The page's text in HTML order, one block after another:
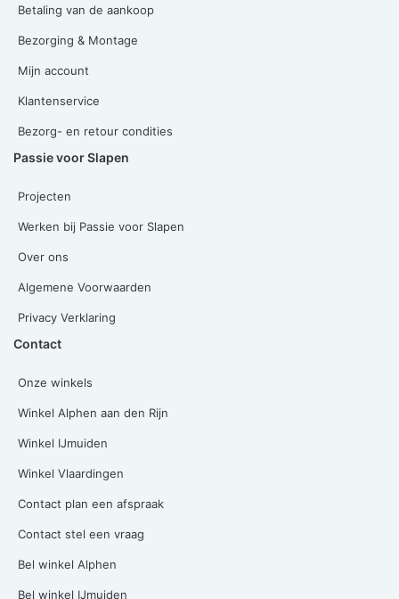
Betaling van de aankoop
Bezorging & Montage
Mijn account
Klantenservice
Bezorg- en retour condities
Passie voor Slapen
Projecten
Werken bij Passie voor Slapen
Over ons
Algemene Voorwaarden
Privacy Verklaring
Contact
Onze winkels
Winkel Alphen aan den Rijn
Winkel IJmuiden
Winkel Vlaardingen
Contact plan een afspraak
Contact stel een vraag
Bel winkel Alphen
Bel winkel IJmuiden